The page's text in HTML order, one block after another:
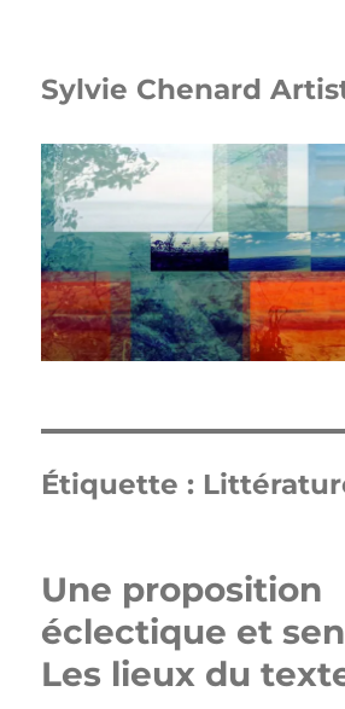
Sylvie Chenard
Étiquette :
Une proposition
éclectique et
Les lieux du